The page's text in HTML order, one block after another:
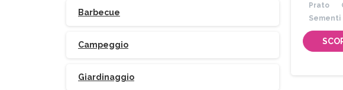
Prato
Sementi
Barbecue
Campeggio
Giardinaggio